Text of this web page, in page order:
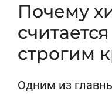
Почему
строгим
Одним из